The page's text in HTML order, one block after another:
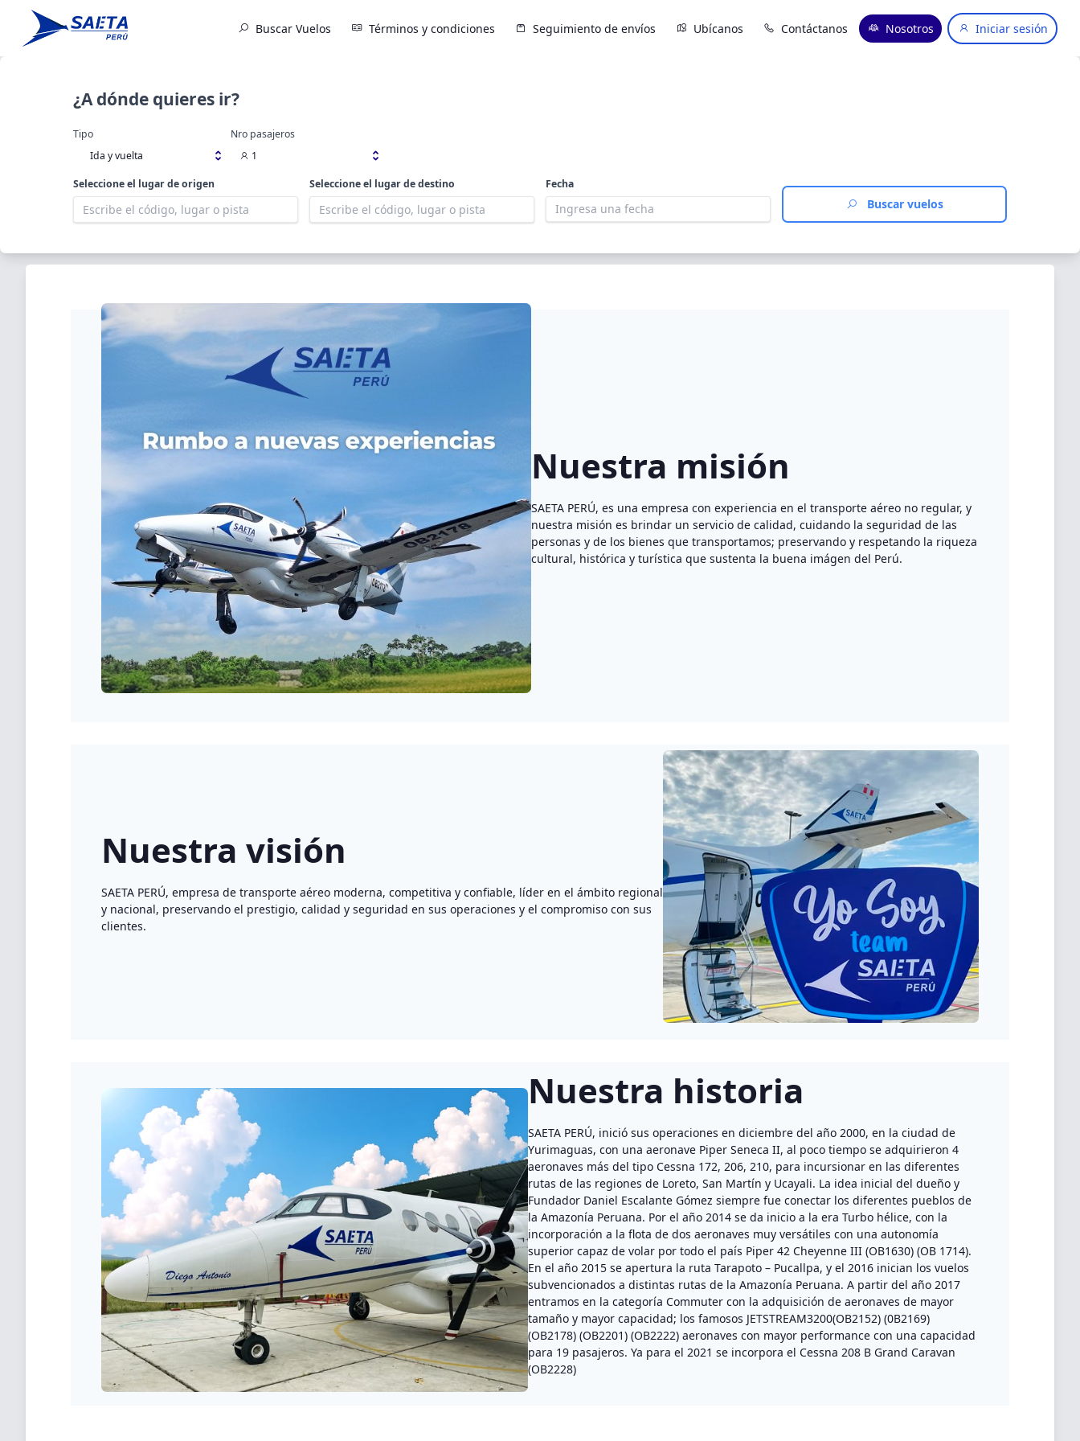
Buscar Vuelos Términos y condiciones Seguimiento de envíos Ubícanos Contáctanos Nosotros Iniciar sesión
¿A dónde quieres ir?
Tipo
Ida y vuelta
Nro pasajeros
1
Seleccione el lugar de origen Seleccione el lugar de destino Fecha
Buscar vuelos
Nuestra misión
SAETA PERÚ, es una empresa con experiencia en el transporte aéreo no regular, y
nuestra misión es brindar un servicio de calidad, cuidando la seguridad de las
personas y de los bienes que transportamos; preservando y respetando la riqueza
cultural, histórica y turística que sustenta la buena imágen del Perú.
Nuestra visión
SAETA PERÚ, empresa de transporte aéreo moderna, competitiva y confiable, líder en el ámbito regional
y nacional, preservando el prestigio, calidad y seguridad en sus operaciones y el compromiso con sus
clientes.
Nuestra historia
SAETA PERÚ, inició sus operaciones en diciembre del año 2000, en la ciudad de
Yurimaguas, con una aeronave Piper Seneca II, al poco tiempo se adquirieron 4
aeronaves más del tipo Cessna 172, 206, 210, para incursionar en las diferentes
rutas de las regiones de Loreto, San Martín y Ucayali. La idea inicial del dueño y
Fundador Daniel Escalante Gómez siempre fue conectar los diferentes pueblos de
la Amazonía Peruana. Por el año 2014 se da inicio a la era Turbo hélice, con la
incorporación a la flota de dos aeronaves muy versátiles con una autonomía
superior capaz de volar por todo el país Piper 42 Cheyenne III (OB1630) (OB 1714).
En el año 2015 se apertura la ruta Tarapoto – Pucallpa, y el 2016 inician los vuelos
subvencionados a distintas rutas de la Amazonía Peruana. A partir del año 2017
entramos en la categoría Commuter con la adquisición de aeronaves de mayor
tamaño y mayor capacidad; los famosos JETSTREAM3200(OB2152) (0B2169)
(OB2178) (OB2201) (OB2222) aeronaves con mayor performance con una capacidad
para 19 pasajeros. Ya para el 2021 se incorpora el Cessna 208 B Grand Caravan
(OB2228)